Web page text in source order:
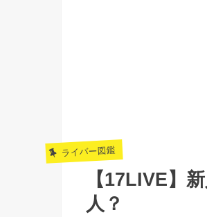
ライバー図鑑
【17LIVE】
人？